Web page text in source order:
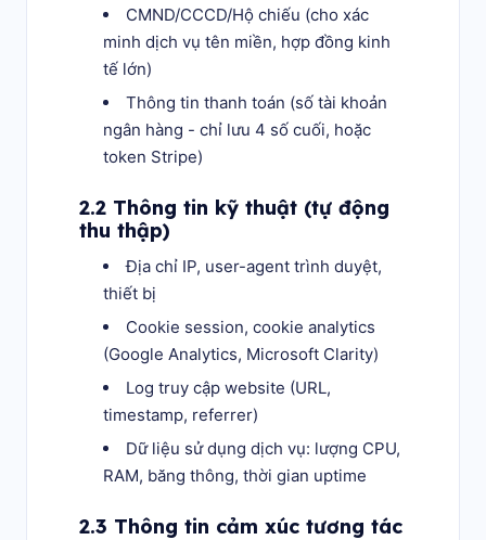
CMND/CCCD/Hộ chiếu (cho xác
minh dịch vụ tên miền, hợp đồng kinh
tế lớn)
Thông tin thanh toán (số tài khoản
ngân hàng - chỉ lưu 4 số cuối, hoặc
token Stripe)
2.2 Thông tin kỹ thuật (tự động
thu thập)
Địa chỉ IP, user-agent trình duyệt,
thiết bị
Cookie session, cookie analytics
(Google Analytics, Microsoft Clarity)
Log truy cập website (URL,
timestamp, referrer)
Dữ liệu sử dụng dịch vụ: lượng CPU,
RAM, băng thông, thời gian uptime
2.3 Thông tin cảm xúc tương tác